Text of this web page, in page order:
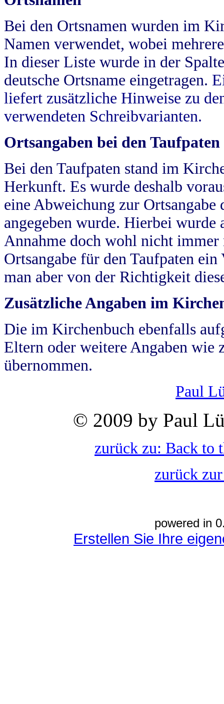
Bei den Ortsnamen wurden im
Namen verwendet, wobei
In dieser Liste wurde in der
deutsche Ortsname eingetragen.
liefert zusätzliche Hinweise zu
verwendeten Schreibvarianten.
Ortsangaben bei den Taufpaten
Bei den Taufpaten stand im
Herkunft. Es wurde deshalb
eine Abweichung zur
angegeben wurde. Hierbei wurde
Annahme doch wohl nicht
Ortsangabe für den Taufpaten
man aber von der Richtigkeit
Zusätzliche Angaben im
Die im Kirchenbuch ebenfalls
Eltern oder weitere Angaben wie
übernommen.
Paul
© 2009 by Paul
zurück zu: Back to
zurück
powered in
Erstellen Sie Ihre